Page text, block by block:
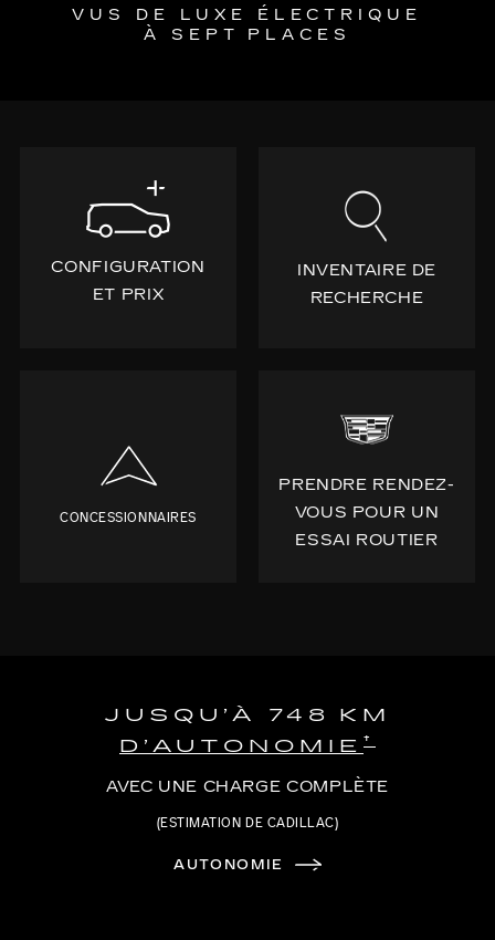
VUS DE LUXE ÉLECTRIQUE
À SEPT PLACES
CONFIGURATION
ET PRIX
INVENTAIRE DE
RECHERCHE
CONCESSIONNAIRES
PRENDRE RENDEZ-
VOUS POUR UN
ESSAI ROUTIER
JUSQU’À 748 KM
D’AUTONOMIE †
AVEC UNE CHARGE COMPLÈTE
(ESTIMATION DE CADILLAC)
AUTONOMIE